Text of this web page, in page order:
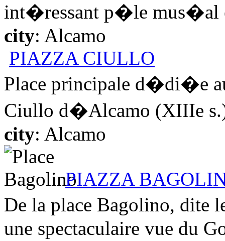
int�ressant p�le
city: Alcamo
PIAZZA CIULLO
Place principale d�di�e
Ciullo d�Alcamo (XIIIe
city: Alcamo
PIAZZA
De la place Bagolino,
une spectaculaire vue du